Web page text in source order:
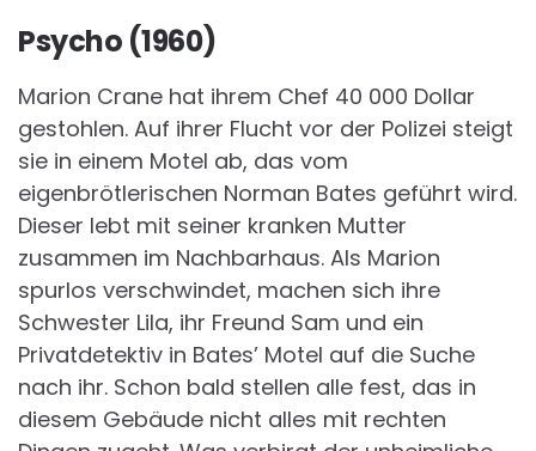
Psycho (1960)
Marion Crane hat ihrem Chef 40 000 Dollar
gestohlen. Auf ihrer Flucht vor der Polizei steigt
sie in einem Motel ab, das vom
eigenbrötlerischen Norman Bates geführt wird.
Dieser lebt mit seiner kranken Mutter
zusammen im Nachbarhaus. Als Marion
spurlos verschwindet, machen sich ihre
Schwester Lila, ihr Freund Sam und ein
Privatdetektiv in Bates’ Motel auf die Suche
nach ihr. Schon bald stellen alle fest, das in
diesem Gebäude nicht alles mit rechten